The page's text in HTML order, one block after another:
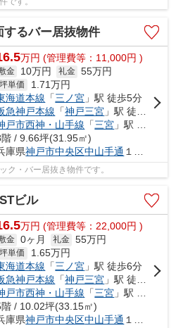
するバー居抜物件
万円 (管理費等：11,000円 )
金 10万円 礼金 55万円
坪単価 1.71万円
海道本線 「三ノ宮 」駅 徒歩5分
急神戸本線 「神戸三宮 」駅 徒歩5分
戸市西神・山手線 「三宮 」駅 徒歩3分
/ 9.66坪(31.95㎡)
庫県神戸市中央区中山手通 １丁目
ク・バー居抜き物件です。
ビル
万円 (管理費等：22,000円 )
金 0ヶ月 礼金 55万円
坪単価 1.65万円
海道本線 「三ノ宮 」駅 徒歩6分
急神戸本線 「神戸三宮 」駅 徒歩6分
戸市西神・山手線 「三宮 」駅 徒歩4分
/ 10.02坪(33.15㎡)
庫県神戸市中央区中山手通 １丁目